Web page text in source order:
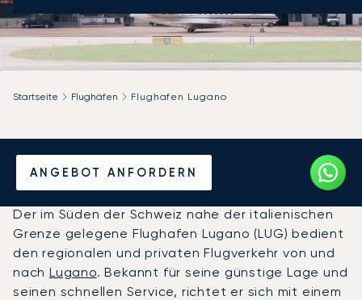
ANGEBOT ANFORDERN
Startseite Flughäfen Flughafen Lugano
Privatjet chartern zum
Flughafen Lugano
Der im Süden der Schweiz nahe der italienischen
Grenze gelegene Flughafen Lugano (LUG) bedient
den regionalen und privaten Flugverkehr von und
nach Lugano. Bekannt für seine günstige Lage und
seinen schnellen Service, richtet er sich mit einem